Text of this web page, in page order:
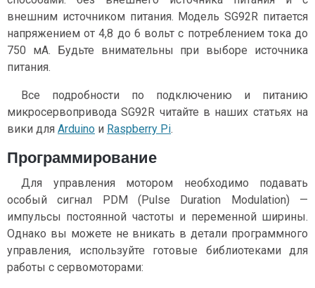
внешним источником питания. Модель SG92R питается
напряжением от 4,8 до 6 вольт с потреблением тока до
750 мА. Будьте внимательны при выборе источника
питания.
Все подробности по подключению и питанию
микросервопривода SG92R читайте в наших статьях на
вики для Arduino и Raspberry Pi.
Программирование
Для управления мотором необходимо подавать
особый сигнал PDM (Pulse Duration Modulation) —
импульсы постоянной частоты и переменной ширины.
Однако вы можете не вникать в детали программного
управления, используйте готовые библиотеками для
работы с сервомоторами: